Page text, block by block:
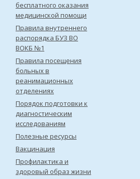
бесплатного оказания
медицинской помощи
Правила внутреннего
распорядка БУЗ ВО
ВОКБ №1
Правила посещения
больных в
реанимационных
отделениях
Порядок подготовки к
диагностическим
исследованиям
Полезные ресурсы
Вакцинация
Профилактика и
здоровый образ жизни